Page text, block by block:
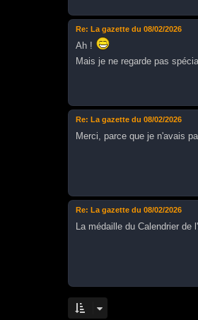
Re: La gazette du 08/02/2026
Ah !
Mais je ne regarde pas
Re: La gazette du 08/02/2026
Merci, parce que je n'avais
Re: La gazette du 08/02/2026
La médaille du Calendrier